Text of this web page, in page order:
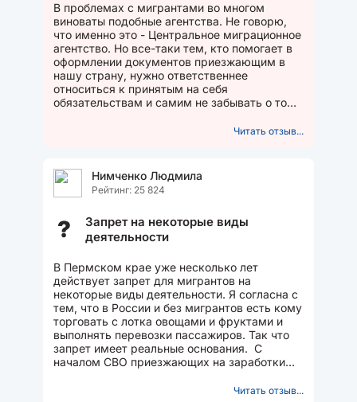
В проблемах с мигрантами во многом
виноваты подобные агентства. Не говорю,
что именно это - Центральное миграционное
агентство. Но все-таки тем, кто помогает в
оформлении документов приезжающим в
нашу страну, нужно ответственнее
относиться к принятым на себя
обязательствам и самим не забывать о том,
Читать отзыв...
Нимченко Людмила
Рейтинг: 25 824
?
Запрет на некоторые виды
деятельности
В Пермском крае уже несколько лет
действует запрет для мигрантов на
некоторые виды деятельности. Я согласна с
тем, что в России и без мигрантов есть кому
торговать с лотка овощами и фруктами и
выполнять перевозки пассажиров. Так что
запрет имеет реальные основания. С
началом СВО приезжающих на заработки
Читать отзыв...